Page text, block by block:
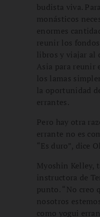
budista viva.
monásticos
enormes
reunir los
libros y viajar al
Asia para reunir
los lamas
la oportunidad
errantes.
Pero hay otra
errante no es
“Es duro”, dice
Myoshin Kelley,
instructora de
punto. “No creo
nosotros
como yogui